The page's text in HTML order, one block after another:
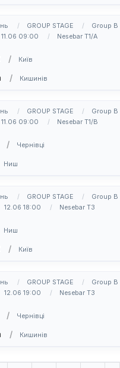
GROUP STAGE
Group B
11.06 09:00
Nesebar T1/A
Київ
Кишинів
GROUP STAGE
Group B
11.06 09:00
Nesebar T1/B
Чернівці
Ниш
GROUP STAGE
Group B
12.06 18:00
Nesebar T3
Ниш
Київ
GROUP STAGE
Group B
12.06 19:00
Nesebar T3
Чернівці
Кишинів